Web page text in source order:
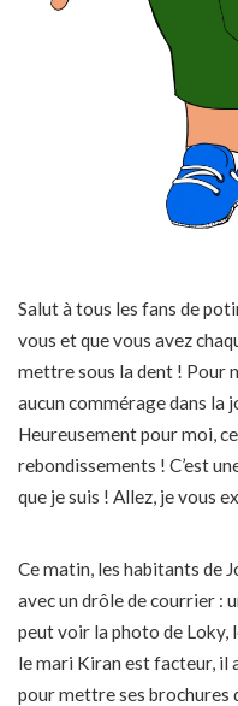
Salut à tous les fans de
vous et que vous avez
mettre sous la dent ! Pour
aucun commérage dans la
Heureusement pour moi,
rebondissements ! C’est
que je suis ! Allez, je vous
Ce matin, les habitants de
avec un drôle de courrier :
peut voir la photo de Loky,
le mari Kiran est facteur, il
pour mettre ses brochures